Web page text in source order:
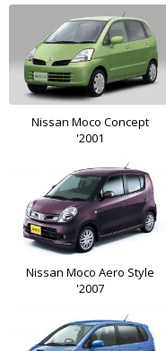
Nissan Moco Concept
'2001
Nissan Moco Aero Style
'2007